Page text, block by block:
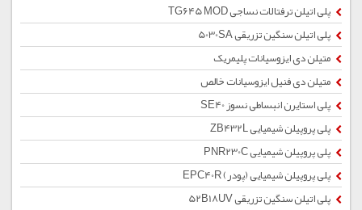
پلی اتیلن ترفتالات نساجی TG645 MOD
پلی اتیلن سنگین تزریقی 5030SA
متیلن دی ایزوسیانات پلیمریک
متیلن دی فنیل ایزوسیانات خالص
پلی استایرن انبساطی نسوز SE40
پلی پروپیلن شیمیایی ZB432L
پلی پروپیلن شیمیایی PNR230C
پلی پروپیلن شیمیایی (پودر) EPC40R
پلی اتیلن سنگین تزریقی 52B18UV